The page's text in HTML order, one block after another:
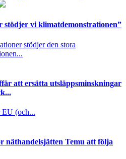
stödjer vi klimatdemonstrationen”
stödjer den stora
att ersätta utsläppsminskningar
EU (och...
näthandelsjätten Temu att följa